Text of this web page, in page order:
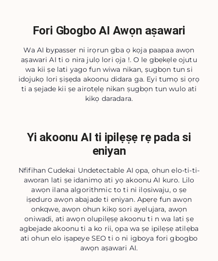
Fori Gbogbo AI Awọn aṣawari
Wa AI bypasser ni irọrun gba ọ kọja paapaa awọn
aṣawari AI ti o nira julọ lori ọja !. O le gbẹkẹle ojutu
wa kii ṣe lati yago fun wiwa nikan, ṣugbọn tun si
idojukọ lori ṣiṣẹda akoonu didara ga. Eyi tumọ si ọrọ
ti a ṣejade kii ṣe airotẹlẹ nikan ṣugbọn tun wulo ati
kikọ daradara.
Yi akoonu AI ti ipilẹṣẹ rẹ pada si
eniyan
Nfifihan Cudekai Undetectable AI ọpa, ohun elo-ti-ti-
aworan lati ṣe idanimọ ati yọ akoonu AI kuro. Lilo
awọn ilana algorithmic to ti ni ilọsiwaju, o ṣe
iṣeduro awọn abajade ti eniyan. Apẹrẹ fun awọn
onkqwe, awọn ohun kikọ sori ayelujara, awọn
oniwadi, ati awọn olupilẹṣẹ akoonu ti n wa lati ṣe
agbejade akoonu ti a ko rii, ọpa wa ṣe ipilẹṣẹ atilẹba
ati ohun elo iṣapeye SEO ti o ni igboya fori gbogbo
awọn aṣawari AI.